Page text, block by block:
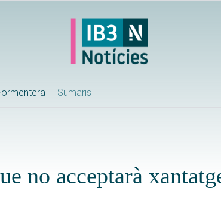
Sumaris
no acceptarà